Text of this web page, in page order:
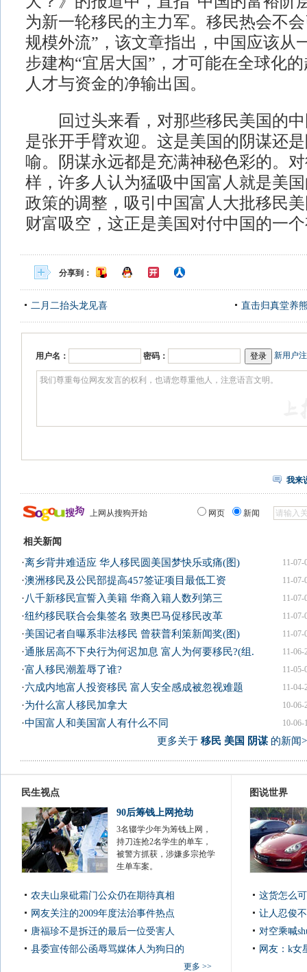
为新一轮移民的主力军。移民热会不
规模外流”，该文章指出，中国应该从
步建构“宜居大国”，才可能在全球化
人才与资金的净输出国。
回过头来看，对那些移民美国的中
是张开手臂欢迎。这是美国的阴谋还
喻。阴谋永远都是充满神秘色彩的。
样，许多人认为猛吸中国富人就是美
政策的调整，吸引中国富人大批移民
财富吸空，这正是美国对付中国的一
分享到：
二月二抬头龙见喜 直击归真堂养
用户名： 密码： 新用户
我来
上网从搜狗开始 网页 新闻
相关新闻
11-07-
·离乡背井难适应 华人移民圆美国梦快乐或痛(图)
11-07-
·澳洲移民及公民部提高457签证项目最低工资
11-07-
·八千新移民宣誓入美籍 华裔入籍人数列第三
11-07-
·纽约移民联合会集签名 致奥巴马促移民改革
11-07-
·美国记者自曝系非法移民 曾获普利策新闻奖(图)
11-06-
·通胀居高不下央行为何迟加息 富人为何要移民?(组.
11-05-
·富人移民潮羞辱了谁?
11-04-
·六成内地富人投资移民 富人安全感成被忽视难题
10-06-
·为什么富人移民加拿大
10-06-
·中国富人和美国富人有什么不同
更多关于 移民 美国 阴谋的新闻
民生视点
90后筹钱上网抢劫
3名辍学少年为筹钱上网，
持刀连抢2名学生的单车，
被警方抓获，涉嫌多宗抢学
生单车案。
农夫山泉砒霜门公众仍在期待真相
网友关注的2009年度法治事件热点
唐福珍不是拆迁的最后一位受害人
县委宣传部公函辱骂媒体人为狗日的
更多 >>
图说世界
这货怎么
让人忍俊
对空乘喊
网友：k女